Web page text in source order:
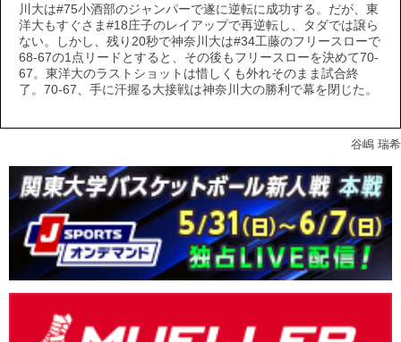
川大は#75小酒部のジャンパーで遂に逆転に成功する。だが、東
洋大もすぐさま#18庄子のレイアップで再逆転し、タダでは譲ら
ない。しかし、残り20秒で神奈川大は#34工藤のフリースローで
68-67の1点リードとすると、その後もフリースローを決めて70-
67。東洋大のラストショットは惜しくも外れそのまま試合終
了。70-67、手に汗握る大接戦は神奈川大の勝利で幕を閉じた。
谷嶋 瑞希